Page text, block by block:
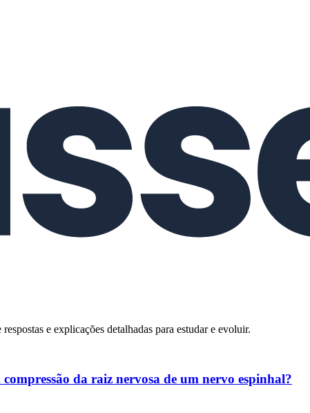
respostas e explicações detalhadas para estudar e evoluir.
da raiz nervosa de um nervo espinhal?